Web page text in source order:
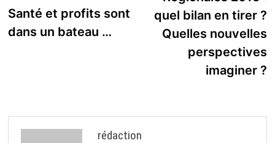
de
l’article
précédente :
Santé et profits sont
dans un bateau …
quel bilan en tirer ?
Quelles nouvelles
perspectives
imaginer ?
rédaction